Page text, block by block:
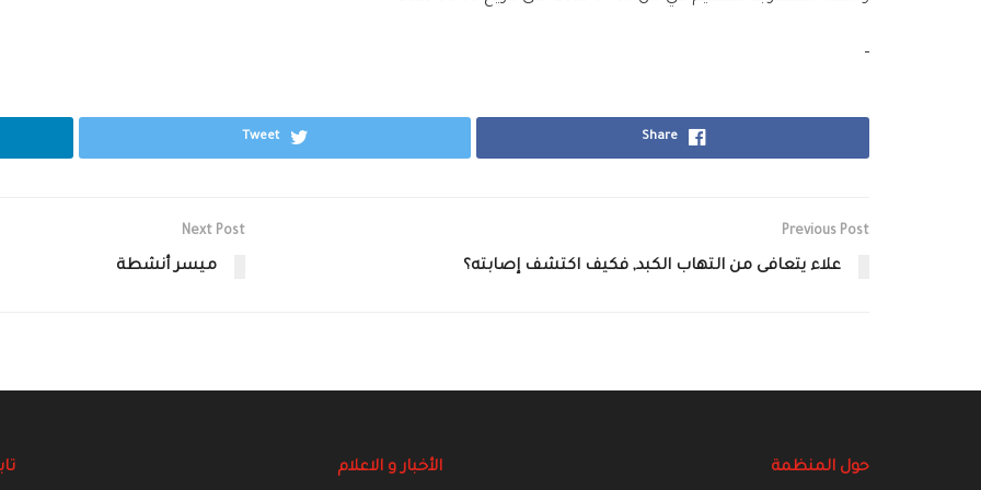
Share
Tweet
Previous Post
علاء يتعافى من التهاب الكبد, فكيف اكتشف إصابته؟
Next Post
ميسر أنشطة
حول المنظمة الأخبار و الاعلام